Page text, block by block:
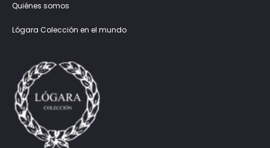
Quiénes somos
Lógara Colección en el mundo